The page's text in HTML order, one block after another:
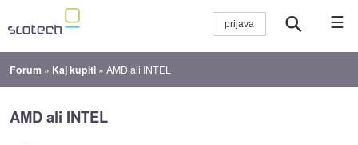
☰
Forum » Kaj kupiti »AMD ali INTEL
AMD ali INTEL